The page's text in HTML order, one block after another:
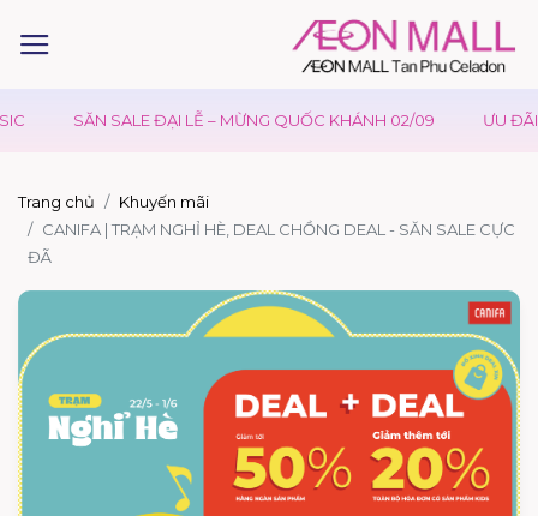
SĂN SALE ĐẠI LỄ – MỪNG QUỐC KHÁNH 02/09 ƯU ĐÃI
Trang chủ
Khuyến mãi
CANIFA | TRẠM NGHỈ HÈ, DEAL CHỒNG DEAL - SĂN SALE CỰC
ĐÃ